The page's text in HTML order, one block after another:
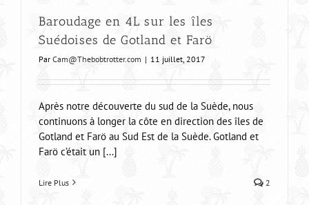
Baroudage en 4L sur les îles
Suédoises de Gotland et Farö
Par Cam@Thebobtrotter.com | 11 juillet, 2017
Après notre découverte du sud de la Suède, nous
continuons à longer la côte en direction des îles de
Gotland et Farö au Sud Est de la Suède. Gotland et
Farö c’était un [...]
Lire Plus 2